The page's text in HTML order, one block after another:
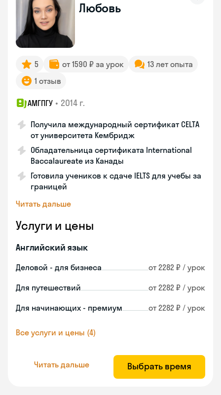
Любовь
5 от 1590 ₽ за урок
13 лет опыта
1 отзыв
АМГПГУ • 2014 г.
Получила международный сертификат CELTA
от университета Кембридж
Обладательница сертификата International
Baccalaureate из Канады
Готовила учеников к сдаче IELTS для учебы за
границей
Читать дальше
Услуги и цены
Английский язык
Деловой - для бизнеса от 2282 ₽ / урок
Для путешествий от 2282 ₽ / урок
Для начинающих - премиум от 2282 ₽ / урок
Все услуги и цены (4)
Читать дальше Выбрать время